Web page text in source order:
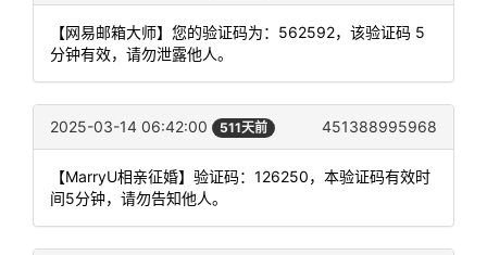
【网易邮箱大师】您的验证码为：562592，该验证码 5
分钟有效，请勿泄露他人。
2025-03-14 06:42:00 511天前 451388995968
【MarryU相亲征婚】验证码：126250，本验证码有效时
间5分钟，请勿告知他人。